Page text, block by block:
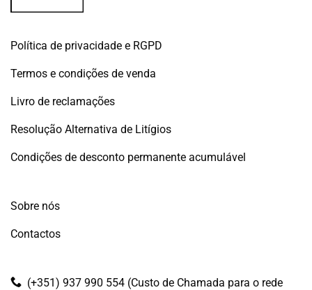
Política de privacidade e RGPD
Termos e condições de venda
Livro de reclamações
Resolução Alternativa de Litígios
Condições de desconto permanente acumulável
Sobre nós
Contactos
(+351) 937 990 554 (Custo de Chamada para o rede